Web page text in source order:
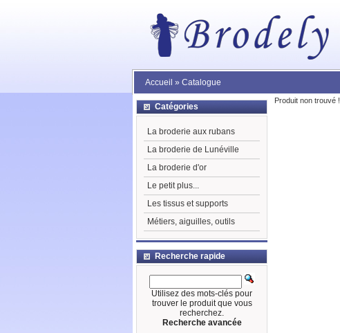
Accueil » Catalogue
Produit non trouvé !
Catégories
La broderie aux rubans
La broderie de Lunéville
La broderie d'or
Le petit plus...
Les tissus et supports
Métiers, aiguilles, outils
Recherche rapide
Utilisez des mots-clés pour
trouver le produit que vous
recherchez.
Recherche avancée